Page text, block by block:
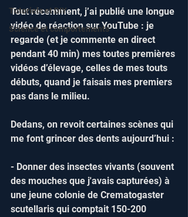
Tutoriels et DIY
Science et comportements
Tout récemment, j’ai publié une longue
vidéo de réaction sur YouTube : je
regarde (et je commente en direct
pendant 40 min) mes toutes premières
vidéos d’élevage, celles de mes touts
débuts, quand je faisais mes premiers
pas dans le milieu.
Dedans, on revoit certaines scènes qui
me font grincer des dents aujourd’hui :
- Donner des insectes vivants (souvent
des mouches que j'avais capturées) à
une jeune colonie de Crematogaster
scutellaris qui comptait 150-200